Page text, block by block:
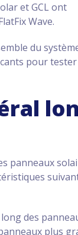
et GCL ont
Wave.
du
pour
panneaux
des
plus